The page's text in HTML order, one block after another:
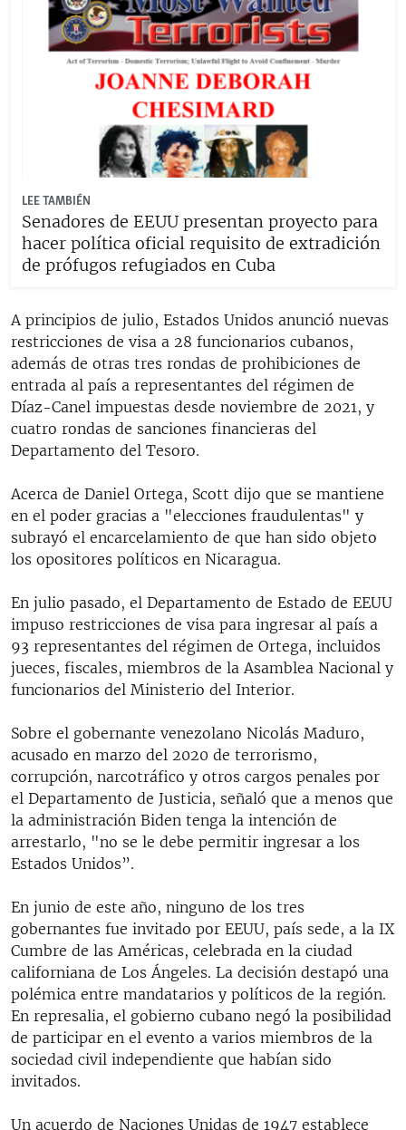
LEE TAMBIÉN
Senadores de EEUU presentan proyecto para
hacer política oficial requisito de extradición
de prófugos refugiados en Cuba
A principios de julio, Estados Unidos anunció nuevas
restricciones de visa a 28 funcionarios cubanos,
además de otras tres rondas de prohibiciones de
entrada al país a representantes del régimen de
Díaz-Canel impuestas desde noviembre de 2021, y
cuatro rondas de sanciones financieras del
Departamento del Tesoro.
Acerca de Daniel Ortega, Scott dijo que se mantiene
en el poder gracias a "elecciones fraudulentas" y
subrayó el encarcelamiento de que han sido objeto
los opositores políticos en Nicaragua.
En julio pasado, el Departamento de Estado de EEUU
impuso restricciones de visa para ingresar al país a
93 representantes del régimen de Ortega, incluidos
jueces, fiscales, miembros de la Asamblea Nacional y
funcionarios del Ministerio del Interior.
Sobre el gobernante venezolano Nicolás Maduro,
acusado en marzo del 2020 de terrorismo,
corrupción, narcotráfico y otros cargos penales por
el Departamento de Justicia, señaló que a menos que
la administración Biden tenga la intención de
arrestarlo, "no se le debe permitir ingresar a los
Estados Unidos”.
En junio de este año, ninguno de los tres
gobernantes fue invitado por EEUU, país sede, a la IX
Cumbre de las Américas, celebrada en la ciudad
californiana de Los Ángeles. La decisión destapó una
polémica entre mandatarios y políticos de la región.
En represalia, el gobierno cubano negó la posibilidad
de participar en el evento a varios miembros de la
sociedad civil independiente que habían sido
invitados.
Un acuerdo de Naciones Unidas de 1947 establece